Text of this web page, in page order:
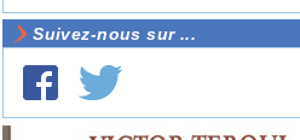
Suivez-nous sur ...